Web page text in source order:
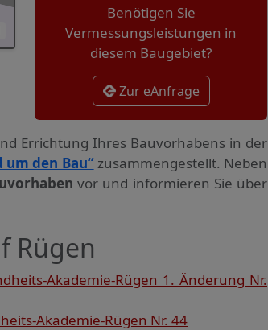
Benötigen Sie
Vermessungsleistungen in
diesem Baugebiet?
Zur eAnfrage
Errichtung Ihres Bauvorhabens in der
um den Bau“zusammengestellt. Neben
vor und informieren Sie über
Rügen
Akademie-Rügen 1. Änderung Nr.
Akademie-Rügen Nr. 44